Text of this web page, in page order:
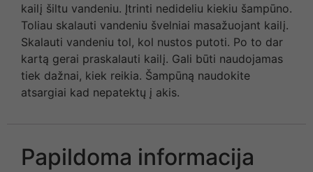
kailį šiltu vandeniu. Įtrinti nedideliu kiekiu šampūno.
Toliau skalauti vandeniu švelniai masažuojant kailį.
Skalauti vandeniu tol, kol nustos putoti. Po to dar
kartą gerai praskalauti kailį. Gali būti naudojamas
tiek dažnai, kiek reikia. Šampūną naudokite
atsargiai kad nepatektų į akis.
Papildoma informacija